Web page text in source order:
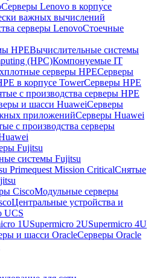
Серверы Lenovo в корпусе
важных вычислений
серверы LenovoСтоечные
HPEВычислительные системы
(HPC)Компонуемые IT
серверы HPEСерверы
в корпусе TowerСерверы HPE
с производства серверы HPE
и шасси HuaweiСерверы
приложенийСерверы Huawei
с производства серверы
Fujitsu
системы Fujitsu
Primequest Mission CriticalСнятые
CiscoМодульные серверы
Центральные устройства и
UCS
1USupermicro 2USupermicro 4U
и шасси OracleСерверы Oracle